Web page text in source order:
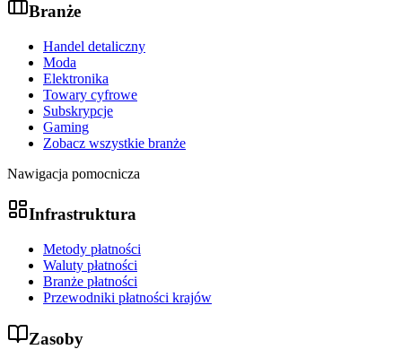
Branże
Handel detaliczny
Moda
Elektronika
Towary cyfrowe
Subskrypcje
Gaming
Zobacz wszystkie branże
Nawigacja pomocnicza
Infrastruktura
Metody płatności
Waluty płatności
Branże płatności
Przewodniki płatności krajów
Zasoby